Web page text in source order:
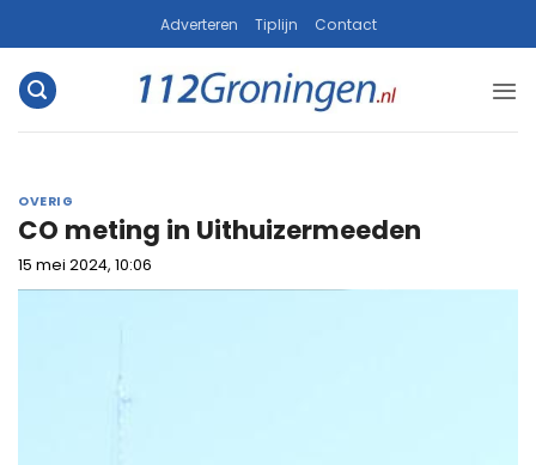
naar
inhoud
Adverteren Tiplijn Contact
OVERIG
CO meting in Uithuizermeeden
15 mei 2024, 10:06